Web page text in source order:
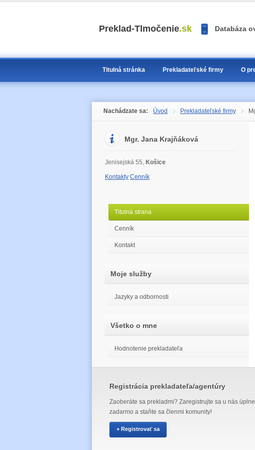
Preklad-Tlmočenie.sk Databáza
<<
>>
Titulná stránka Prekladateľské firmy O
Nachádzate sa: Úvod Prekladateľské firmy
Mgr. Jana Krajňáková
Jenisejská 55, Košice
Kontakty Cenník
Titulná strana
Cenník
Kontakt
Moje služby
Jazyky a odbornosti
Všetko o mne
Hodnotenie prekladateľa
Registrácia prekladateľa/agentúry
Zaoberáte sa prekladmi? Zaregistrujte sa u nás úplne
zadarmo a staňte sa členmi komunity!
+ Registrovať sa